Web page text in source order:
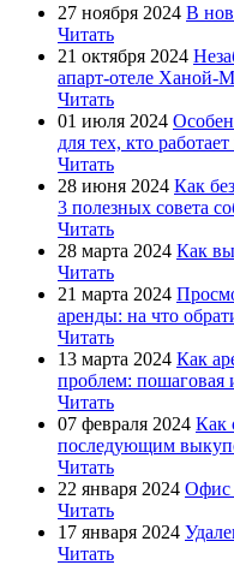
27 ноября 2024 В
Читать
21 октября 2024
апарт-отеле Ханой-
Читать
01 июля 2024
для тех, кто
Читать
28 июня 2024 Как
3 полезных совета
Читать
28 марта 2024 Как
Читать
21 марта 2024
аренды: на что
Читать
13 марта 2024 Как
проблем: пошаговая
Читать
07 февраля 2024 Как
последующим
Читать
22 января 2024 Офис
Читать
17 января 2024
Читать